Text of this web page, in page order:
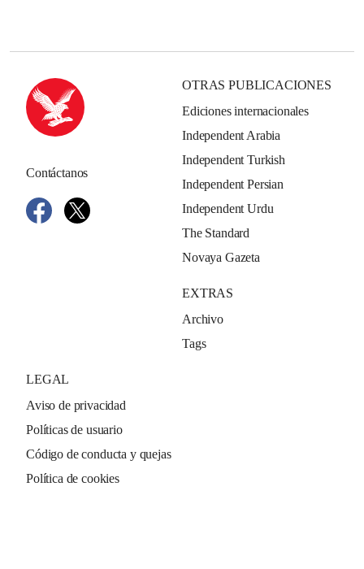
Contáctanos
OTRAS PUBLICACIONES
Ediciones internacionales
Independent Arabia
Independent Turkish
Independent Persian
Independent Urdu
The Standard
Novaya Gazeta
EXTRAS
Archivo
Tags
LEGAL
Aviso de privacidad
Políticas de usuario
Código de conducta y quejas
Política de cookies